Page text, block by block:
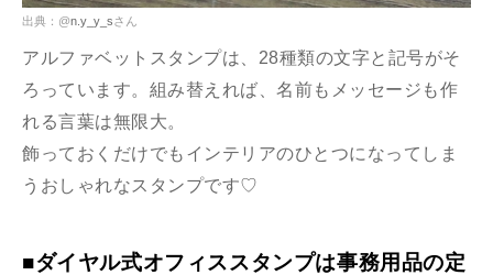
出典：@n.y_y_sさん
アルファベットスタンプは、28種類の文字と記号がそ
ろっています。組み替えれば、名前もメッセージも作
れる言葉は無限大。
飾っておくだけでもインテリアのひとつになってしま
うおしゃれなスタンプです♡
■ダイヤル式オフィススタンプは事務用品の定